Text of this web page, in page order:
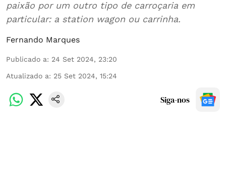
paixão por um outro tipo de carroçaria em
particular: a station wagon ou carrinha.
Fernando Marques
Publicado a: 24 Set 2024, 23:20
Atualizado a: 25 Set 2024, 15:24
Siga-nos